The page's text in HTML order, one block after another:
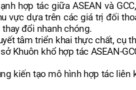
hợp tác giữa ASEAN và
vực dựa trên các giá trị đối
đổi nhanh chóng.
tâm triển khai thực chất, cụ
Khuôn khổ hợp tác ASEAN-